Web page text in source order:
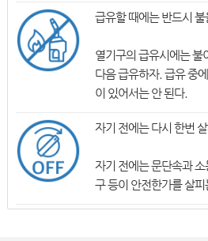
급유할 때에는 반드시 불
열기구의 급유시에는 불
다음 급유하자. 급유 중
이 있어서는 안 된다.
자기 전에는 다시 한번
자기 전에는 문단속과 소
구 등이 안전한가를 살피